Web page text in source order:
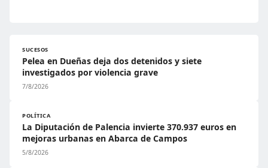
SUCESOS
Pelea en Dueñas deja dos detenidos y siete
investigados por violencia grave
7/8/2026
POLÍTICA
La Diputación de Palencia invierte 370.937 euros en
mejoras urbanas en Abarca de Campos
5/8/2026